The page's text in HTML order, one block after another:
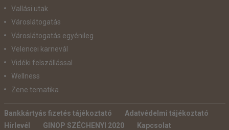
Vallási utak
Városlátogatás
Városlátogatás egyénileg
Velencei karnevál
Vidéki felszállással
Wellness
Zene tematika
Bankkártyás fizetés tájékoztató
Adatvédelmi tájékoztató
Hírlevél
GINOP SZÉCHENYI 2020
Kapcsolat